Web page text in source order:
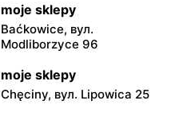
moje sklepy
Baćkowice, вул.
Modliborzyce 96
moje sklepy
Chęciny, вул. Lipowica 25